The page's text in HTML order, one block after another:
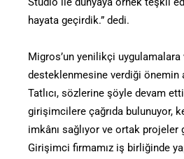
hayata geçirdik.” dedi.
Migros’un yenilikçi
desteklenmesine verdiği önemin
Tatlıcı, sözlerine şöyle devam
girişimcilere çağrıda bulunuyor,
imkânı sağlıyor ve ortak projeler
Girişimci firmamız iş birliğinde